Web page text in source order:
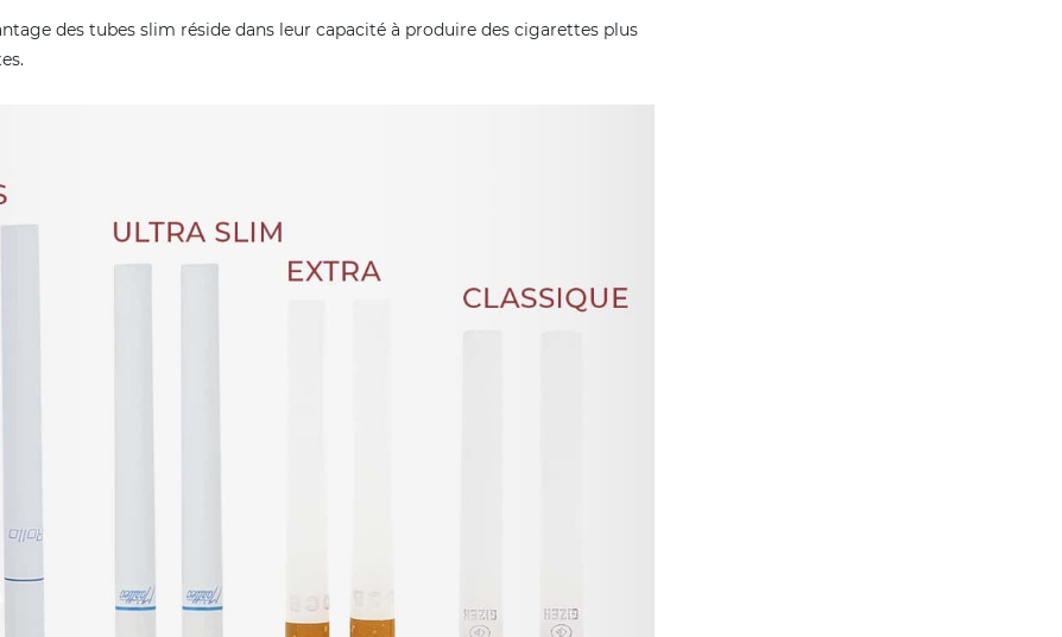
des tubes slim réside dans leur capacité à produire des cigarettes plus